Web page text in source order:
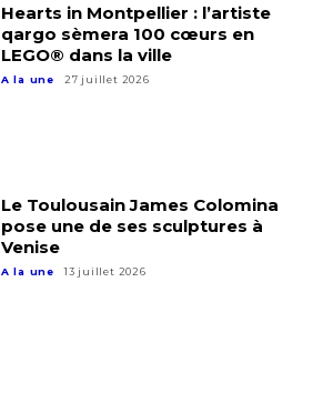
Hearts in Montpellier : l’artiste
qargo sèmera 100 cœurs en
LEGO® dans la ville
A la une 27 juillet 2026
Le Toulousain James Colomina
pose une de ses sculptures à
Venise
A la une 13 juillet 2026